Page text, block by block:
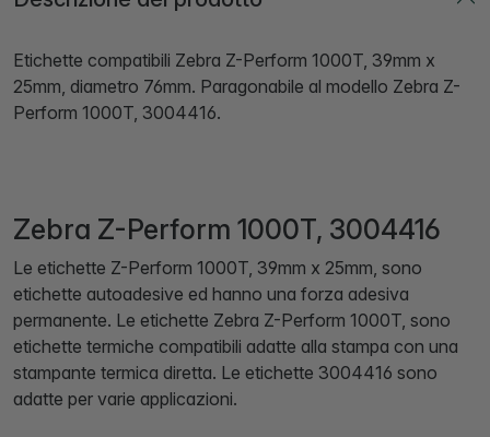
Etichette compatibili Zebra Z-Perform 1000T, 39mm x
25mm, diametro 76mm. Paragonabile al modello Zebra Z-
Perform 1000T, 3004416.
Zebra Z-Perform 1000T, 3004416
Le etichette Z-Perform 1000T, 39mm x 25mm, sono
etichette autoadesive ed hanno una forza adesiva
permanente. Le etichette Zebra Z-Perform 1000T, sono
etichette termiche compatibili adatte alla stampa con una
stampante termica diretta. Le etichette 3004416 sono
adatte per varie applicazioni.